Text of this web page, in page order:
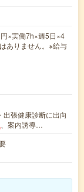
×実働7h×週5日×4
ありません。※給与
張健康診断に出向
、案内誘導…